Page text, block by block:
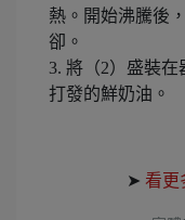
熱。開始沸騰後
卻。
3. 將（2）盛裝
打發的鮮奶油。
➤ 看更